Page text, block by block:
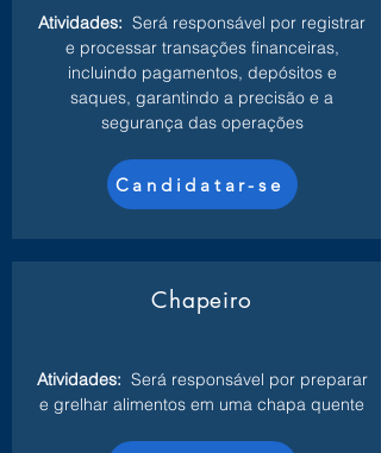
Atividades: Será responsável por registrar
e processar transações financeiras,
incluindo pagamentos, depósitos e
saques, garantindo a precisão e a
segurança das operações
Candidatar-se
Chapeiro
Atividades: Será responsável por preparar
e grelhar alimentos em uma chapa quente